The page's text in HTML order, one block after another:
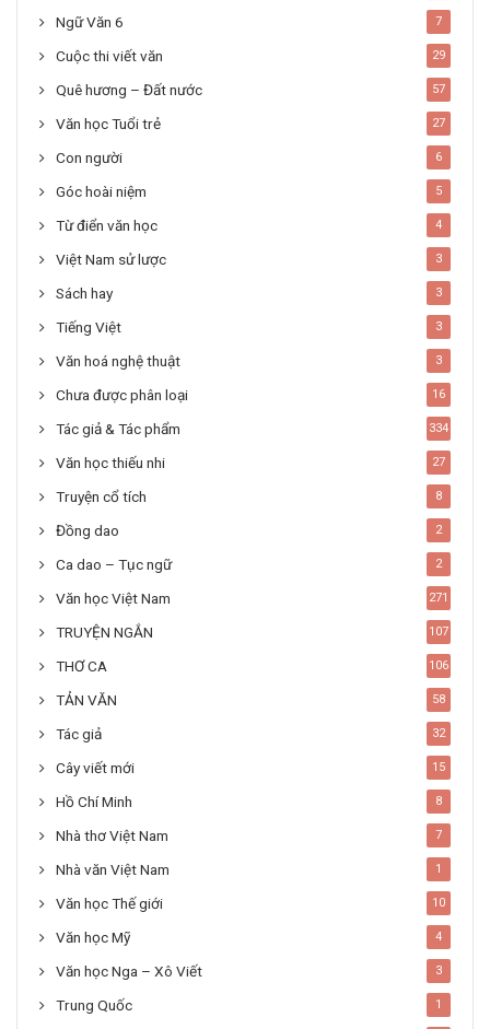
Ngữ Văn 6 7
Cuộc thi viết văn 29
Quê hương – Đất nước 57
Văn học Tuổi trẻ 27
Con người 6
Góc hoài niệm 5
Từ điển văn học 4
Việt Nam sử lược 3
Sách hay 3
Tiếng Việt 3
Văn hoá nghệ thuật 3
Chưa được phân loại 16
Tác giả & Tác phẩm 334
Văn học thiếu nhi 27
Truyện cổ tích 8
Đồng dao 2
Ca dao – Tục ngữ 2
Văn học Việt Nam 271
TRUYỆN NGẮN 107
THƠ CA 106
TẢN VĂN 58
Tác giả 32
Cây viết mới 15
Hồ Chí Minh 8
Nhà thơ Việt Nam 7
Nhà văn Việt Nam 1
Văn học Thế giới 10
Văn học Mỹ 4
Văn học Nga – Xô Viết 3
Trung Quốc 1